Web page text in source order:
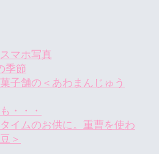
マホ写真
季節
子舗の＜あわまんじゅう
・・・
イムのお供に。重曹を使わ
＞